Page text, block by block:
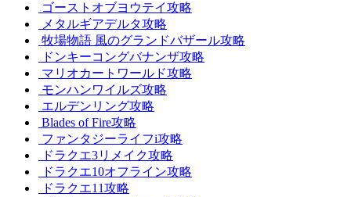
ゴーストオブヨウテイ攻略
メタルギアデルタ攻略
牧場物語 風のグランドバザール攻略
ドンキーコングバナンザ攻略
マリオカートワールド攻略
モンハンワイルズ攻略
エルデンリング攻略
Blades of Fire攻略
ファンタジーライフi攻略
ドラクエ3リメイク攻略
ドラクエ10オフライン攻略
ドラクエ11攻略